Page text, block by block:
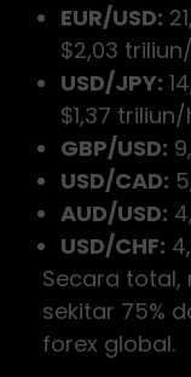
EUR/USD:
$2,03
USD/JPY:
$1,37
GBP/USD:
USD/CAD:
AUD/USD:
USD/CHF:
Secara total,
sekitar 75%
forex global.